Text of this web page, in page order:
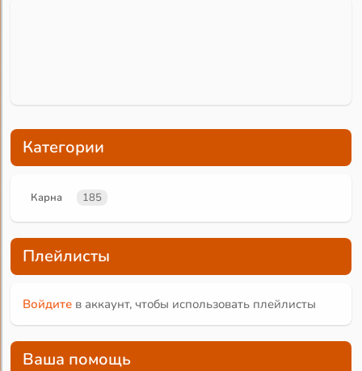
Категории
Карна 185
Плейлисты
Войдите в аккаунт, чтобы использовать плейлисты
Ваша помощь